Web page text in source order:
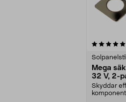
Mega
32 V, 2-
Skyddar